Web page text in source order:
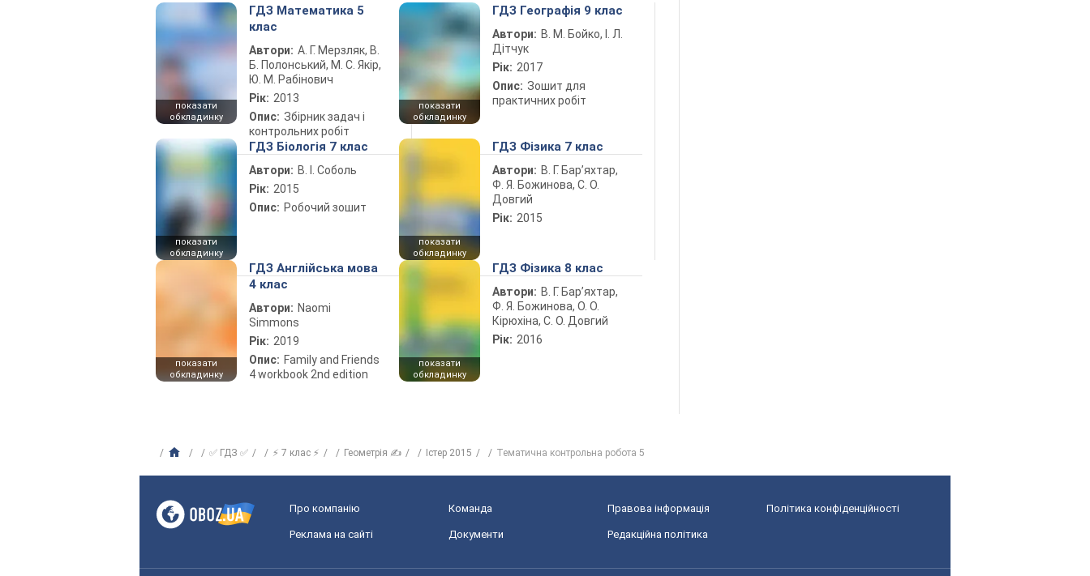
показати
обкладинку
ГДЗ Математика 5
клас
Автори: А. Г. Мерзляк, В.
Б. Полонський, М. С. Якір,
Ю. М. Рабінович
Рік: 2013
Опис: Збірник задач і
контрольних робіт
показати
обкладинку
ГДЗ Географія 9 клас
Автори: В. М. Бойко, І. Л.
Дітчук
Рік: 2017
Опис: Зошит для
практичних робіт
показати
обкладинку
ГДЗ Біологія 7 клас
Автори: В. І. Соболь
Рік: 2015
Опис: Робочий зошит
показати
обкладинку
ГДЗ Фізика 7 клас
Автори: В. Г. Бар’яхтар,
Ф. Я. Божинова, С. О.
Довгий
Рік: 2015
показати
обкладинку
ГДЗ Англійська мова
4 клас
Автори: Naomi
Simmons
Рік: 2019
Опис: Family and Friends
4 workbook 2nd edition
показати
обкладинку
ГДЗ Фізика 8 клас
Автори: В. Г. Бар’яхтар,
Ф. Я. Божинова, О. О.
Кірюхіна, С. О. Довгий
Рік: 2016
✅ ГДЗ ✅ ⚡ 7 клас ⚡ Геометрія ✍ Істер 2015 Тематична контрольна робота 5
Про компанію Команда Правова інформація Політика конфіденційності
Реклама на сайті Документи Редакційна політика